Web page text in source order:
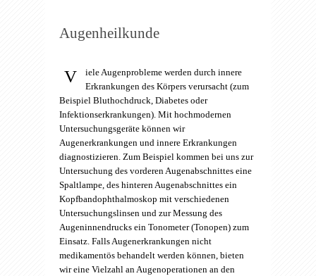
Augenheilkunde
V
iele Augenprobleme werden durch innere
Erkrankungen des Körpers verursacht (zum
Beispiel Bluthochdruck, Diabetes oder
Infektionserkrankungen). Mit hochmodernen
Untersuchungsgeräte können wir
Augenerkrankungen und innere Erkrankungen
diagnostizieren. Zum Beispiel kommen bei uns zur
Untersuchung des vorderen Augenabschnittes eine
Spaltlampe, des hinteren Augenabschnittes ein
Kopfbandophthalmoskop mit verschiedenen
Untersuchungslinsen und zur Messung des
Augeninnendrucks ein Tonometer (Tonopen) zum
Einsatz. Falls Augenerkrankungen nicht
medikamentös behandelt werden können, bieten
wir eine Vielzahl an Augenoperationen an den